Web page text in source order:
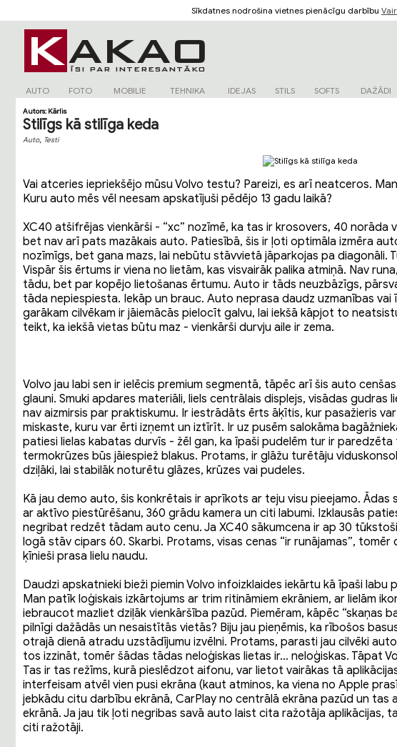
Sīkdatnes nodrošina vietnes pienācīgu darbību
AUTO FOTO MOBILIE TEHNIKA IDEJAS STILS SOFTS DAŽĀDI
Autors: Kārlis
Stilīgs kā stilīga keda
Auto, Testi
Vai atceries iepriekšējo mūsu Volvo testu? Pareizi, es arī neatceros.
Kuru auto mēs vēl neesam apskatījuši pēdējo 13 gadu laikā?
XC40 atšifrējas vienkārši - “xc” nozīmē, ka tas ir krosovers, 40 norāda
bet nav arī pats mazākais auto. Patiesībā, šis ir ļoti optimāla izmēra
nozīmīgs, bet gana mazs, lai nebūtu stāvvietā jāparkojas pa diagonāli.
Vispār šis ērtums ir viena no lietām, kas visvairāk palika atmiņā. Nav
tādu, bet par kopējo lietošanas ērtumu. Auto ir tāds neuzbāzīgs,
tāda nepiespiesta. Iekāp un brauc. Auto neprasa daudz uzmanības
garākam cilvēkam ir jāiemācās pielocīt galvu, lai iekšā kāpjot to
teikt, ka iekšā vietas būtu maz - vienkārši durvju aile ir zema.
Volvo jau labi sen ir ielēcis premium segmentā, tāpēc arī šis auto
glauni. Smuki apdares materiāli, liels centrālais displejs, visādas gudras
nav aizmirsis par praktiskumu. Ir iestrādāts ērts āķītis, kur pasažieris
miskaste, kuru var ērti izņemt un iztīrīt. Ir uz pusēm salokāma
patiesi lielas kabatas durvīs - žēl gan, ka īpaši pudelēm tur ir
termokrūzes būs jāiespiež blakus. Protams, ir glāžu turētāju
dziļāki, lai stabilāk noturētu glāzes, krūzes vai pudeles.
Kā jau demo auto, šis konkrētais ir aprīkots ar teju visu pieejamo. Ādas
ar aktīvo piestūrēšanu, 360 grādu kamera un citi labumi. Izklausās
negribat redzēt tādam auto cenu. Ja XC40 sākumcena ir ap 30
logā stāv cipars 60. Skarbi. Protams, visas cenas “ir runājamas”,
ķīnieši prasa lielu naudu.
Daudzi apskatnieki bieži piemin Volvo infoizklaides iekārtu kā īpaši labu
Man patīk loģiskais izkārtojums ar trim ritināmiem ekrāniem, ar lielām
iebraucot mazliet dziļāk vienkāršība pazūd. Piemēram, kāpēc “skaņas
pilnīgi dažādās un nesaistītās vietās? Biju jau pieņēmis, ka rībošos
otrajā dienā atradu uzstādījumu izvēlni. Protams, parasti jau cilvēki
tos izzināt, tomēr šādas tādas neloģiskas lietas ir… neloģiskas. Tāpat
Tas ir tas režīms, kurā pieslēdzot aifonu, var lietot vairākas tā
interfeisam atvēl vien pusi ekrāna (kaut atminos, ka viena no Apple
jebkādu citu darbību ekrānā, CarPlay no centrālā ekrāna pazūd un tas
ekrānā. Ja jau tik ļoti negribas savā auto laist cita ražotāja aplikācijas,
citi ražotāji.